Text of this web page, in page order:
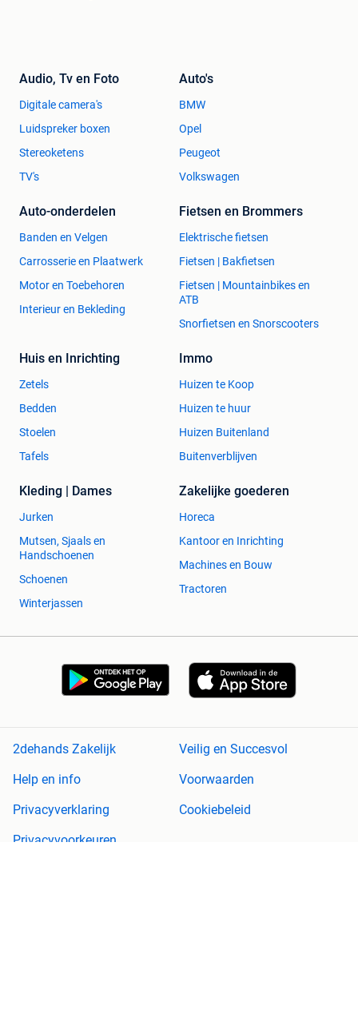
Audio, Tv en Foto
Digitale camera's
Luidspreker boxen
Stereoketens
TV's
Auto's
BMW
Opel
Peugeot
Volkswagen
Auto-onderdelen
Banden en Velgen
Carrosserie en Plaatwerk
Motor en Toebehoren
Interieur en Bekleding
Fietsen en Brommers
Elektrische fietsen
Fietsen | Bakfietsen
Fietsen | Mountainbikes en
ATB
Snorfietsen en Snorscooters
Huis en Inrichting
Zetels
Bedden
Stoelen
Tafels
Immo
Huizen te Koop
Huizen te huur
Huizen Buitenland
Buitenverblijven
Kleding | Dames
Jurken
Mutsen, Sjaals en
Handschoenen
Schoenen
Winterjassen
Zakelijke goederen
Horeca
Kantoor en Inrichting
Machines en Bouw
Tractoren
2dehands Zakelijk
Veilig en Succesvol
Help en info
Voorwaarden
Privacyverklaring
Cookiebeleid
Privacyvoorkeuren